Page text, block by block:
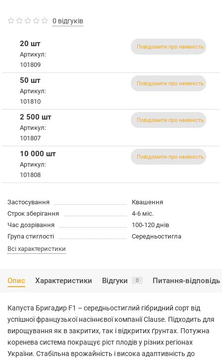
0 відгуків
20 шт
Артикул:
101809
Повідомити про наявність
50 шт
Артикул:
101810
Повідомити про наявність
2 500 шт
Артикул:
101807
Повідомити про наявність
10 000 шт
Артикул:
101808
Повідомити про наявність
Застосування
Квашення
Строк зберігання
4-6 міс.
Час дозрівання
100-120 днів
Група стиглості
Середньостигла
Всі характеристики
Опис Характеристики Відгуки 0 Питання-відповідь
Капуста Бригадир F1 – середньостиглий гібридний сорт від
успішної французької насіннєвої компанії Clause. Підходить для
вирощування як в закритих, так і відкритих ґрунтах. Потужна
коренева система покращує ріст плодів у різних регіонах
України. Стабільна врожайність і висока адаптивність до